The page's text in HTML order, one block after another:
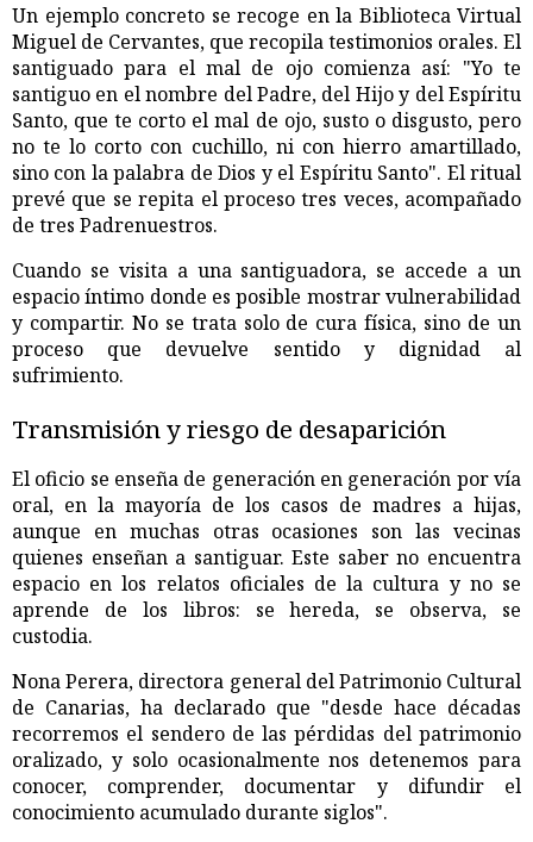
Un ejemplo concreto se recoge en la Biblioteca Virtual
Miguel de Cervantes, que recopila testimonios orales. El
santiguado para el mal de ojo comienza así: "Yo te
santiguo en el nombre del Padre, del Hijo y del Espíritu
Santo, que te corto el mal de ojo, susto o disgusto, pero
no te lo corto con cuchillo, ni con hierro amartillado,
sino con la palabra de Dios y el Espíritu Santo". El ritual
prevé que se repita el proceso tres veces, acompañado
de tres Padrenuestros.
Cuando se visita a una santiguadora, se accede a un
espacio íntimo donde es posible mostrar vulnerabilidad
y compartir. No se trata solo de cura física, sino de un
proceso que devuelve sentido y dignidad al
sufrimiento.
Transmisión y riesgo de desaparición
El oficio se enseña de generación en generación por vía
oral, en la mayoría de los casos de madres a hijas,
aunque en muchas otras ocasiones son las vecinas
quienes enseñan a santiguar. Este saber no encuentra
espacio en los relatos oficiales de la cultura y no se
aprende de los libros: se hereda, se observa, se
custodia.
Nona Perera, directora general del Patrimonio Cultural
de Canarias, ha declarado que "desde hace décadas
recorremos el sendero de las pérdidas del patrimonio
oralizado, y solo ocasionalmente nos detenemos para
conocer, comprender, documentar y difundir el
conocimiento acumulado durante siglos".